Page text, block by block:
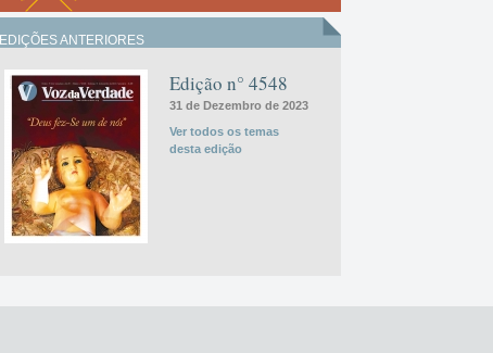
EDIÇÕES ANTERIORES
Edição n° 4548
31 de Dezembro de 2023
Ver todos os temas
desta edição